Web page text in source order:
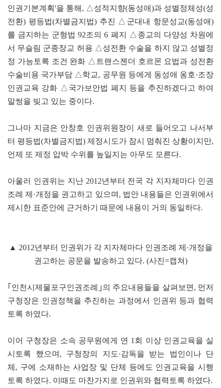
인권기본계획'을 통해, △성적지향(동성애)과 성별정체성(성
전환) 평등법(차별금지법) 추진 △군대내 항문성교(동성애)
를 금지하는 군형법 92조의 6 폐지 △종교의 다양성 차원에
서 무슬림 군종장교 허용 △성전환 수술을 하지 않고 성별정
정 가능토록 조건 완화 △트랜스젠더 호르몬 요법과 성전환
수술비용 국가부담 △학교, 공무원 등에게 동성애 옹호·조장
인권교육 강화 △국가보안법 폐지 등을 추진하겠다고 하여
말썽을 빚고 있는 중이다.
그나마 지금은 안창호 인권위원장이 새로 들어오고 나서부
터 평등법(차별금지법) 제정시도가 잠시 멈춰진 상황이지만,
언제 또 제정 압박 수위를 높일지는 아무도 모른다.
아울러 인권위는 지난 2012년부터 전국 각 지자체마다 인권
조례 제·개정을 권고하고 있으며, 법안 내용들은 인권위에서
제시한 표준안에 근거하기 때문에 내용이 거의 동일하다.
▲ 2012년부터 인권위가 각 지자체마다 인권조례 제·개정을
권고하는 공문을 발송하고 있다. (사진=캡쳐)
｢인천시제물포구인권조례｣의 주요내용들을 살펴보면, 먼저
구청장은 인권정책을 추진하는 과정에서 인권위 등과 협력
토록 하였다.
이어 구청장은 소속 공무원에게 연 1회 이상 인권교육을 실
시토록 했으며, 구청장의 지도·감독을 받는 법인이나 단
체, 구에 소재하는 사업장 및 단체 등에도 인권교육을 시행
토록 하였다. 이때도 마찬가지로 인권위와 협력토록 하였다.